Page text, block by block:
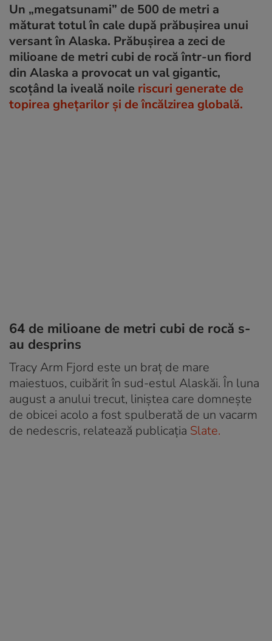
Un „megatsunami” de 500 de metri a
măturat totul în cale după prăbușirea unui
versant în Alaska. Prăbușirea a zeci de
milioane de metri cubi de rocă într-un fiord
din Alaska a provocat un val gigantic,
scoțând la iveală noile riscuri generate de
topirea ghețarilor și de încălzirea globală.
64 de milioane de metri cubi de rocă s-
au desprins
Tracy Arm Fjord este un braț de mare
maiestuos, cuibărit în sud-estul Alaskăi. În luna
august a anului trecut, liniștea care domnește
de obicei acolo a fost spulberată de un vacarm
de nedescris, relatează publicația Slate.